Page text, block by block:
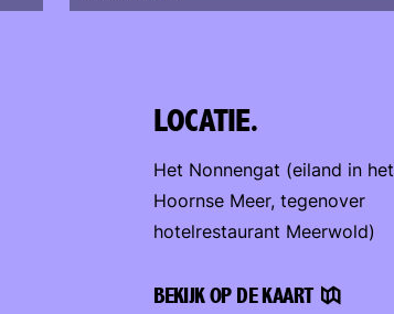
LOCATIE.
Het Nonnengat (eiland in het
Hoornse Meer, tegenover
hotelrestaurant Meerwold)
BEKIJK OP DE KAART